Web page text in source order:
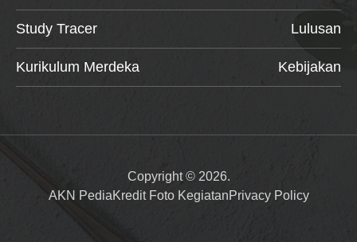
Study Tracer Lulusan
Kurikulum Merdeka Kebijakan
Copyright © 2026.
AKN PediaKredit Foto KegiatanPrivacy Policy